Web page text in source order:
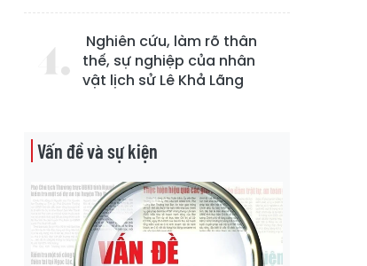
Nghiên cứu, làm rõ thân
thế, sự nghiệp của nhân
vật lịch sử Lê Khả Lãng
Vấn đề và sự kiện